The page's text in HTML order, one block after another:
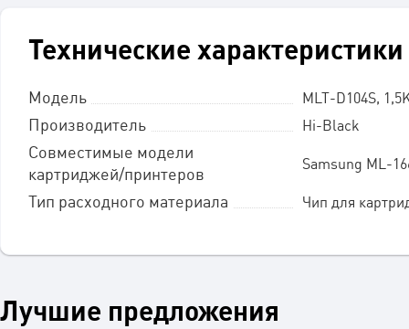
Технические характеристики
Модель MLT-D104S,
Производитель Hi-Black
Совместимые модели
картриджей/принтеров
Samsung ML-
Тип расходного материала Чип для
Лучшие предложения